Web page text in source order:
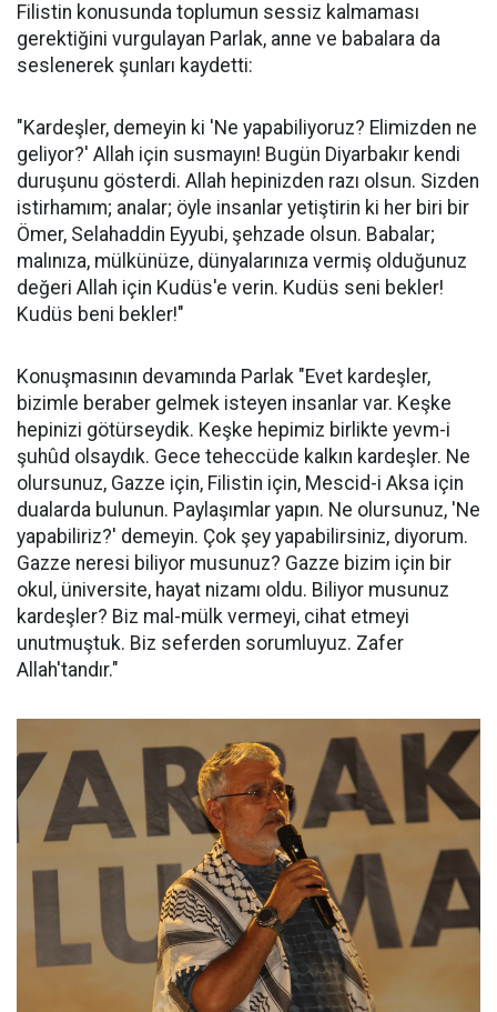
Filistin konusunda toplumun sessiz kalmaması
gerektiğini vurgulayan Parlak, anne ve babalara da
seslenerek şunları kaydetti:
"Kardeşler, demeyin ki 'Ne yapabiliyoruz? Elimizden ne
geliyor?' Allah için susmayın! Bugün Diyarbakır kendi
duruşunu gösterdi. Allah hepinizden razı olsun. Sizden
istirhamım; analar; öyle insanlar yetiştirin ki her biri bir
Ömer, Selahaddin Eyyubi, şehzade olsun. Babalar;
malınıza, mülkünüze, dünyalarınıza vermiş olduğunuz
değeri Allah için Kudüs'e verin. Kudüs seni bekler!
Kudüs beni bekler!"
Konuşmasının devamında Parlak "Evet kardeşler,
bizimle beraber gelmek isteyen insanlar var. Keşke
hepinizi götürseydik. Keşke hepimiz birlikte yevm-i
şuhûd olsaydık. Gece teheccüde kalkın kardeşler. Ne
olursunuz, Gazze için, Filistin için, Mescid-i Aksa için
dualarda bulunun. Paylaşımlar yapın. Ne olursunuz, 'Ne
yapabiliriz?' demeyin. Çok şey yapabilirsiniz, diyorum.
Gazze neresi biliyor musunuz? Gazze bizim için bir
okul, üniversite, hayat nizamı oldu. Biliyor musunuz
kardeşler? Biz mal-mülk vermeyi, cihat etmeyi
unutmuştuk. Biz seferden sorumluyuz. Zafer
Allah'tandır."